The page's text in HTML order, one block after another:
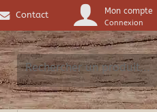
Contact Mon compte
Connexion